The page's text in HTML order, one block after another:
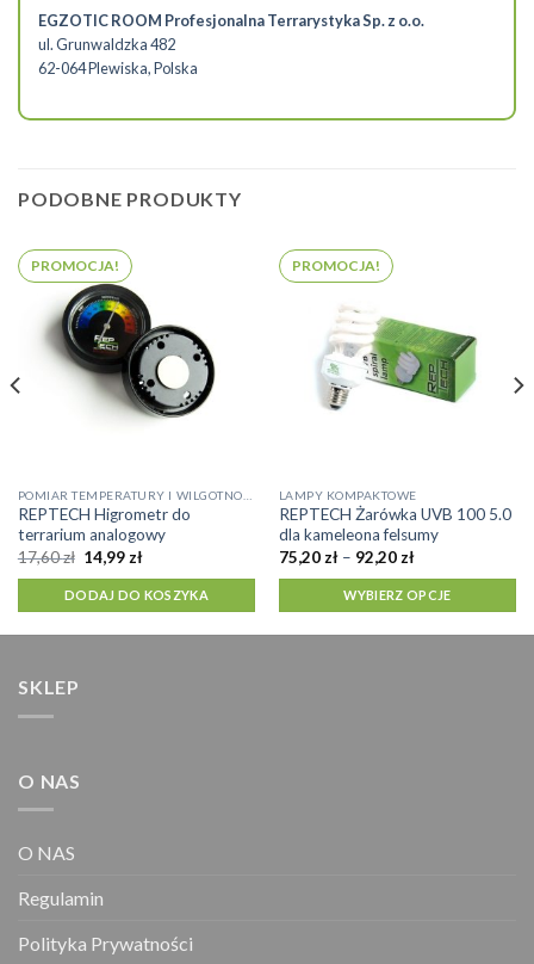
EGZOTIC ROOM Profesjonalna Terrarystyka Sp. z o.o.
ul. Grunwaldzka 482
62-064 Plewiska, Polska
PODOBNE PRODUKTY
PROMOCJA!
REPTECH Higrometr do
terrarium analogowy
17,60zł Pierwotna
cena
wynosiła:
17,60 zł.
14,99 złAktualna
wynosi:
14,99 zł.
DODAJ DO KOSZYKA
PROMOCJA!
LAMPY KOMPAKTOWE
REPTECH Żarówka UVB 100 5.0
dla kameleona felsumy
75,20 zł – 92,20 złZakres
od
75,20 zł
do
92,20 zł
WYBIERZ OPCJE
Ten
produkt
ma
wariantów.
SKLEP
O NAS
O NAS
Regulamin
Polityka Prywatności